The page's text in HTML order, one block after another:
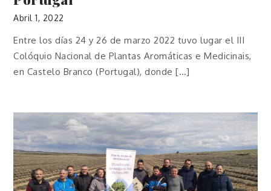
Abril 1, 2022
Entre los días 24 y 26 de marzo 2022 tuvo lugar el III
Colóquio Nacional de Plantas Aromáticas e Medicinais,
en Castelo Branco (Portugal), donde […]